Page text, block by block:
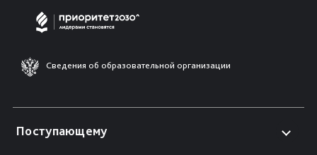
Сведения об образовательной организации
Поступающему